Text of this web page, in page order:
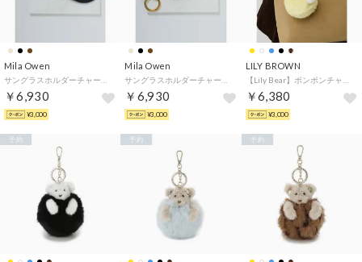
Mila Owen
￥6,930
¥3,000
Mila Owen
￥6,930
¥3,000
LILY BROWN
￥6,380
¥3,000
予約 予約 予約